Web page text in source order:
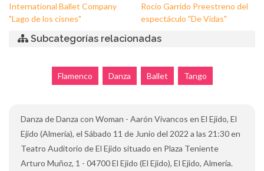
International Ballet Company
"Lago de los cisnes"
Rocío Garrido Preestreno del
espectáculo "De Vidas"
Subcategorías relacionadas
Flamenco Danza Ballet Tango
Danza de Danza con Woman - Aarón Vivancos en El Ejido, El
Ejido (Almería), el Sábado 11 de Junio del 2022 a las 21:30 en
Teatro Auditorio de El Ejido situado en Plaza Teniente
Arturo Muñoz, 1 - 04700 El Ejido (El Ejido), El Ejido, Almería.